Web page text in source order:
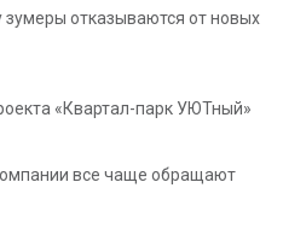
отказываются от новых
«Квартал-парк УЮТный»
все чаще обращают